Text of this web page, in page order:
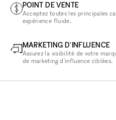
POINT DE VENTE
Acceptez toutes les principales
expérience fluide.
MARKETING D'INFLUENCE
Assurez la visibilité de votre
de marketing d'influence ciblées.